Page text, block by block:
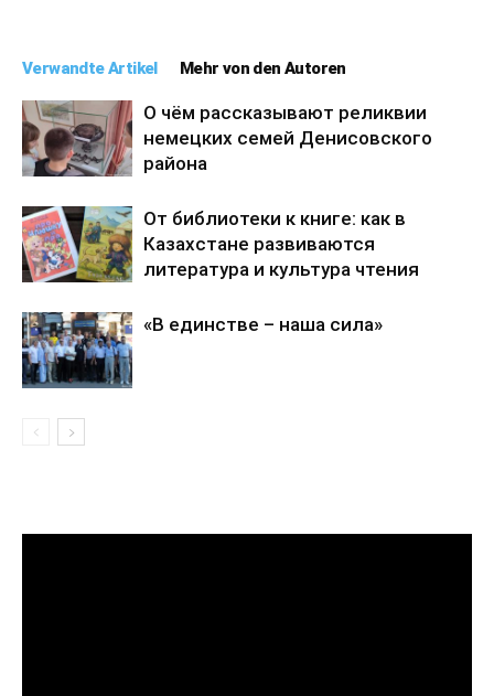
Verwandte Artikel Mehr von den Autoren
О чём рассказывают реликвии
немецких семей Денисовского
района
От библиотеки к книге: как в
Казахстане развиваются
литература и культура чтения
«В единстве – наша сила»